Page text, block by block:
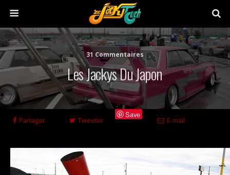
31 Commentaires
Les Jackys Du Japon
Partager Tweeter
Save
E-mail